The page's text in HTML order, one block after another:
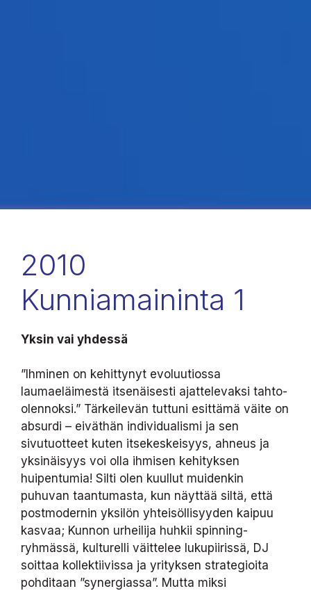
2010
Kunniamaininta 1
Yksin vai yhdessä
”Ihminen on kehittynyt evoluutiossa
laumaeläimestä itsenäisesti ajattelevaksi tahto-
olennoksi.” Tärkeilevän tuttuni esittämä väite on
absurdi – eiväthän individualismi ja sen
sivutuotteet kuten itsekeskeisyys, ahneus ja
yksinäisyys voi olla ihmisen kehityksen
huipentumia! Silti olen kuullut muidenkin
puhuvan taantumasta, kun näyttää siltä, että
postmodernin yksilön yhteisöllisyyden kaipuu
kasvaa; Kunnon urheilija huhkii spinning-
ryhmässä, kulturelli väittelee lukupiirissä, DJ
soittaa kollektiivissa ja yrityksen strategioita
pohditaan ”synergiassa”. Mutta miksi